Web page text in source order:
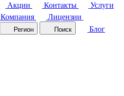
Акции Контакты
Услуги
Компания
Лицензии
Регион Поиск
Блог